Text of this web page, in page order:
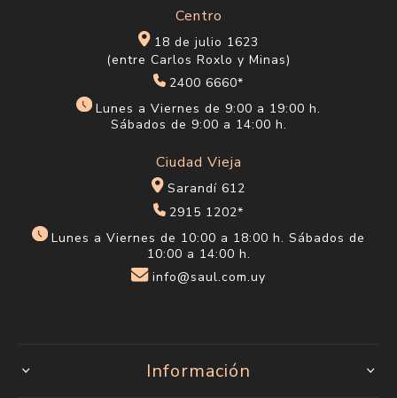
Centro
18 de julio 1623
(entre Carlos Roxlo y Minas)
2400 6660*
Lunes a Viernes de 9:00 a 19:00 h.
Sábados de 9:00 a 14:00 h.
Ciudad Vieja
Sarandí 612
2915 1202*
Lunes a Viernes de 10:00 a 18:00 h. Sábados de
10:00 a 14:00 h.
info@saul.com.uy
Información